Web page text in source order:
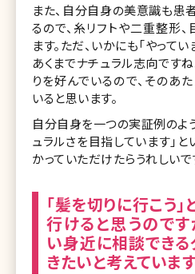
また、自分自身の美意識も患
るので、糸リフトや二重整形
ます。ただ、いかにも「やってい
あくまでナチュラル志向です
りを好んでいるので、そのあ
いると思います。
自分自身を一つの実証例のよ
ュラルさを目指しています」
かっていただけたらうれしいで
「髪を切りに行こう
行けると思うのです
い身近に相談できる
きたいと考えていま